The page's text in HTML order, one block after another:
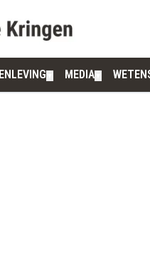
MEDIA